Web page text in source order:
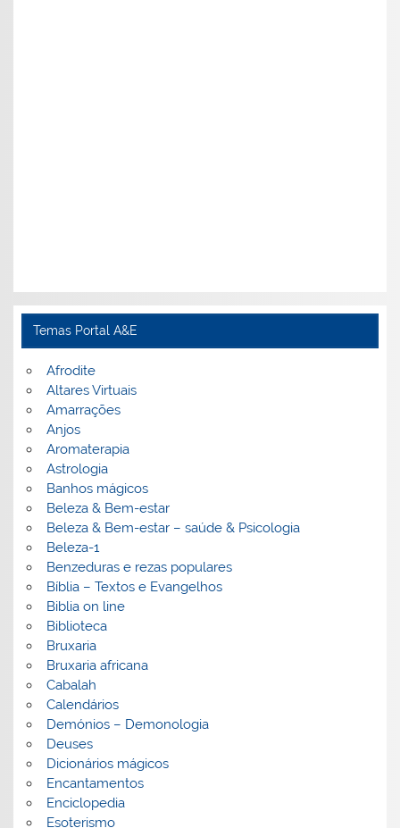
Temas Portal A&E
Afrodite
Altares Virtuais
Amarrações
Anjos
Aromaterapia
Astrologia
Banhos mágicos
Beleza & Bem-estar
Beleza & Bem-estar – saúde & Psicologia
Beleza-1
Benzeduras e rezas populares
Bíblia – Textos e Evangelhos
Biblia on line
Biblioteca
Bruxaria
Bruxaria africana
Cabalah
Calendários
Demónios – Demonologia
Deuses
Dicionários mágicos
Encantamentos
Enciclopedia
Esoterismo